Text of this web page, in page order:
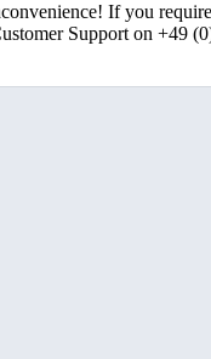
If you require
Support on +49